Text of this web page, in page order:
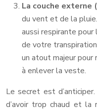
La couche externe
du vent et de la
aussi respirante pour
de votre
un atout majeur
à enlever la veste.
Le secret est
d’avoir trop chaud et la